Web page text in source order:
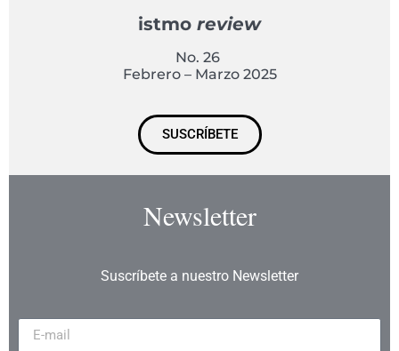
istmo review
No. 26
Febrero – Marzo 2025
SUSCRÍBETE
Newsletter
Suscríbete a nuestro Newsletter